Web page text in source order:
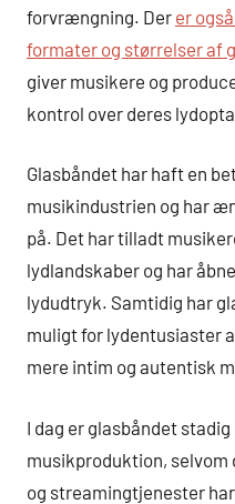
forvrængning. Der er
formater og størrelser af
giver musikere og
kontrol over deres
Glasbåndet har haft en
musikindustrien og har
på. Det har tilladt
lydlandskaber og har
lydudtryk. Samtidig har
muligt for lydentusiaster
mere intim og autentisk
I dag er glasbåndet
musikproduktion, selvom
og streamingtjenester